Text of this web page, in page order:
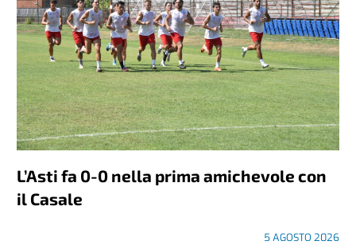
L’Asti fa 0-0 nella prima amichevole con
il Casale
5 AGOSTO 2026